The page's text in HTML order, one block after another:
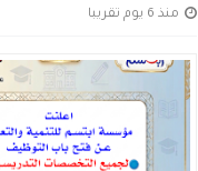
منذ 6 يوم تقريبا